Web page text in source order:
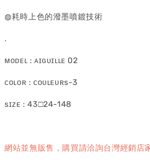
◍耗時上色的潑墨噴鍍技術
.
ᴍᴏᴅᴇʟ : ᴀɪɢᴜɪʟʟᴇ 02
ᴄᴏʟᴏʀ : ᴄᴏᴜʟᴇᴜʀs-3
sɪᴢᴇ : 43□24-148
網站並無販售，購買請洽詢台灣經銷店